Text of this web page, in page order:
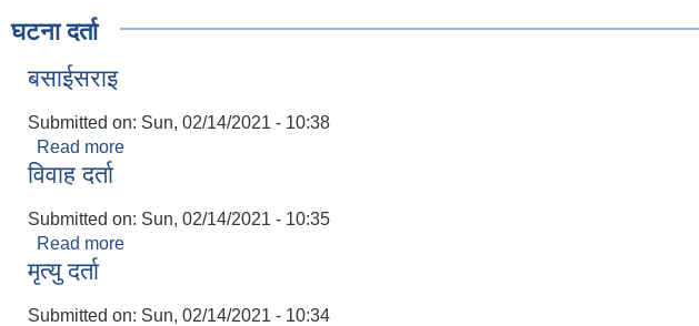
घटना दर्ता
बसाईसराइ
Submitted on: Sun, 02/14/2021 - 10:38
Read more
विवाह दर्ता
Submitted on: Sun, 02/14/2021 - 10:35
Read more
मृत्यु दर्ता
Submitted on: Sun, 02/14/2021 - 10:34